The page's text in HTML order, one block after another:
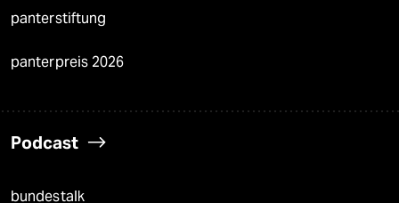
panterstiftung
panterpreis 2026
Podcast
bundestalk